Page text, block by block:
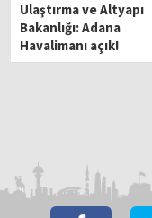
Ulaştırma ve Altyapı
Bakanlığı: Adana
Havalimanı açık!